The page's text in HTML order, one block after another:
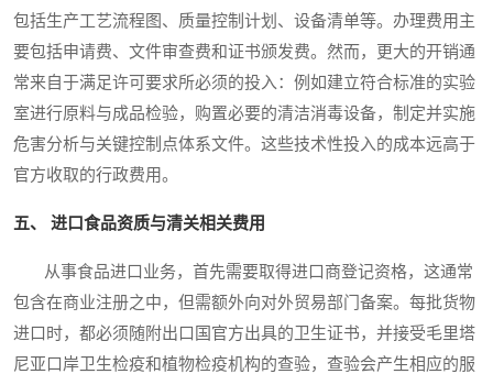
包括生产工艺流程图、质量控制计划、设备清单等。办理费用主
要包括申请费、文件审查费和证书颁发费。然而，更大的开销通
常来自于满足许可要求所必须的投入：例如建立符合标准的实验
室进行原料与成品检验，购置必要的清洁消毒设备，制定并实施
危害分析与关键控制点体系文件。这些技术性投入的成本远高于
官方收取的行政费用。
五、 进口食品资质与清关相关费用
从事食品进口业务，首先需要取得进口商登记资格，这通常
包含在商业注册之中，但需额外向对外贸易部门备案。每批货物
进口时，都必须随附出口国官方出具的卫生证书，并接受毛里塔
尼亚口岸卫生检疫和植物检疫机构的查验，查验会产生相应的服